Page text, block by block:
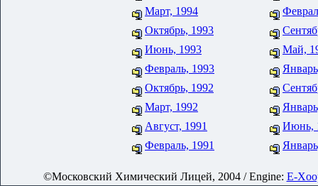
Март, 1994
Октябрь, 1993
Июнь, 1993
Май,
Февраль, 1993
Октябрь, 1992
Март, 1992
Август, 1991
Июнь,
Февраль, 1991
©Московский Химический Лицей, 2004 / Engine: E-